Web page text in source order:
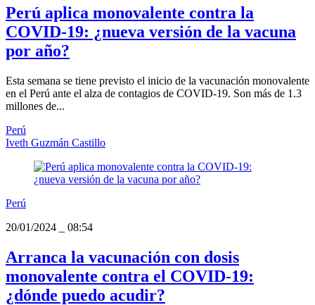
Perú aplica monovalente contra la
COVID-19: ¿nueva versión de la vacuna
por año?
Esta semana se tiene previsto el inicio de la vacunación monovalente
en el Perú ante el alza de contagios de COVID-19. Son más de 1.3
millones de...
Perú
Iveth Guzmán Castillo
Perú
20/01/2024
08:54
Arranca la vacunación con dosis
monovalente contra el COVID-19:
¿dónde puedo acudir?